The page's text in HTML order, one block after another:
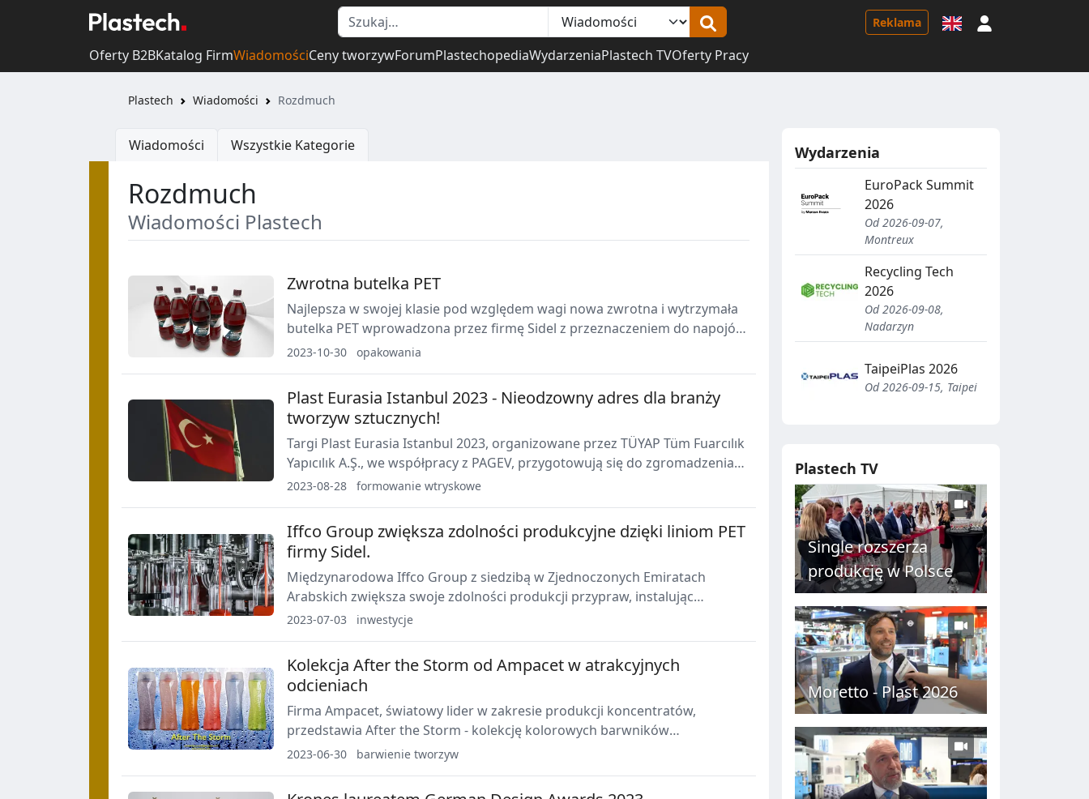
Reklama
Oferty B2BKatalog FirmWiadomościCeny tworzywForumPlastechopediaWydarzeniaPlastech TVOferty Pracy
Plastech Wiadomości Rozdmuch
Wiadomości Wszystkie Kategorie
Rozdmuch
Wiadomości Plastech
Zwrotna butelka PET
Najlepsza w swojej klasie pod względem wagi nowa zwrotna i wytrzymała
butelka PET wprowadzona przez firmę Sidel z przeznaczeniem do napojów
gazowanych.
2023-10-30 opakowania
Plast Eurasia Istanbul 2023 - Nieodzowny adres dla branży
tworzyw sztucznych!
Targi Plast Eurasia Istanbul 2023, organizowane przez TÜYAP Tüm Fuarcılık
Yapıcılık A.Ş., we współpracy z PAGEV, przygotowują się do zgromadzenia
profesjonalistów z branży po raz 32. w dniach 22-25 listopada 2023 r.
2023-08-28 formowanie wtryskowe
Iffco Group zwiększa zdolności produkcyjne dzięki liniom PET
firmy Sidel.
Międzynarodowa Iffco Group z siedzibą w Zjednoczonych Emiratach
Arabskich zwiększa swoje zdolności produkcji przypraw, instalując
kompletne linie PET firmy Sidel w Zjednoczonych Emiratach Arabskich oraz
2023-07-03 inwestycje
Kolekcja After the Storm od Ampacet w atrakcyjnych
odcieniach
Firma Ampacet, światowy lider w zakresie produkcji koncentratów,
przedstawia After the Storm - kolekcję kolorowych barwników
przywodzących na myśl ulotne chwile między burzą a przejaśnieniem.
2023-06-30 barwienie tworzyw
Wydarzenia
EuroPack Summit
2026
Od 2026-09-07,
Montreux
Recycling Tech
2026
Od 2026-09-08,
Nadarzyn
TaipeiPlas 2026
Od 2026-09-15, Taipei
Plastech TV
Single rozszerza
produkcję w Polsce
Moretto - Plast 2026